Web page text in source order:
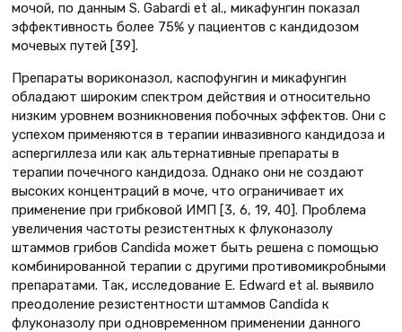
мочой, по данным S. Gabardi et al., микафунгин показал
эффективность более 75% у пациентов с кандидозом
мочевых путей [39].
Препараты вориконазол, каспофунгин и микафунгин
обладают широким спектром действия и относительно
низким уровнем возникновения побочных эффектов. Они с
успехом применяются в терапии инвазивного кандидоза и
аспергиллеза или как альтернативные препараты в
терапии почечного кандидоза. Однако они не создают
высоких концентраций в моче, что ограничивает их
применение при грибковой ИМП [3, 6, 19, 40]. Проблема
увеличения частоты резистентных к флуконазолу
штаммов грибов Candida может быть решена с помощью
комбинированной терапии с другими противомикробными
препаратами. Так, исследование E. Edward et al. выявило
преодоление резистентности штаммов Candida к
флуконазолу при одновременном применении данного